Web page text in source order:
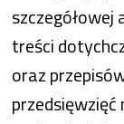
treści
oraz
przedsięwzięć